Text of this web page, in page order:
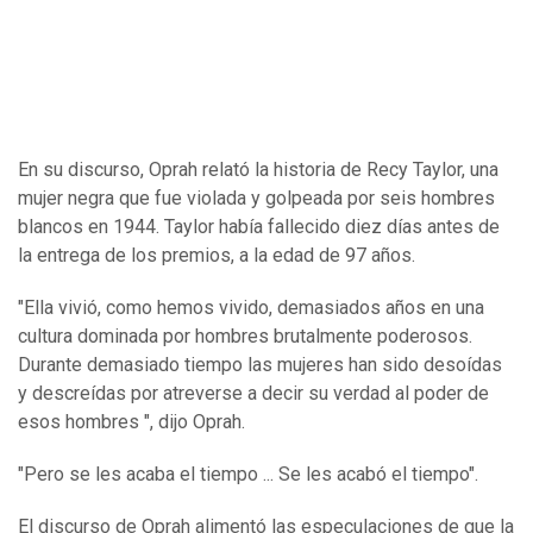
En su discurso, Oprah relató la historia de Recy Taylor, una
mujer negra que fue violada y golpeada por seis hombres
blancos en 1944. Taylor había fallecido diez días antes de
la entrega de los premios, a la edad de 97 años.
"Ella vivió, como hemos vivido, demasiados años en una
cultura dominada por hombres brutalmente poderosos.
Durante demasiado tiempo las mujeres han sido desoídas
y descreídas por atreverse a decir su verdad al poder de
esos hombres ", dijo Oprah.
"Pero se les acaba el tiempo ... Se les acabó el tiempo".
El discurso de Oprah alimentó las especulaciones de que la